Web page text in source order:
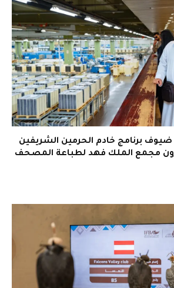
برنامج خادم الحرمين الشريفين
مجمع الملك فهد لطباعة المصحف